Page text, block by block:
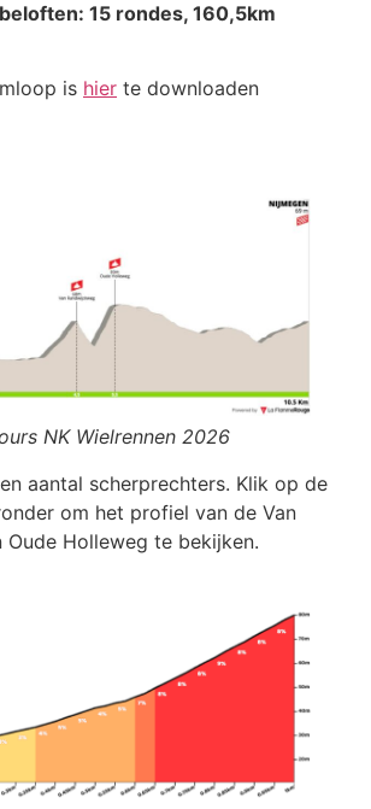
15 rondes, 160,5km
is hier te downloaden
NK Wielrennen 2026
aantal scherprechters. Klik op de
om het profiel van de Van
Oude Holleweg te bekijken.